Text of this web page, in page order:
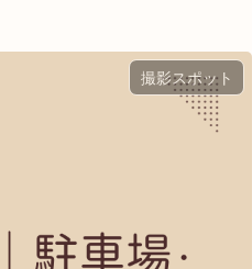
撮影スポット